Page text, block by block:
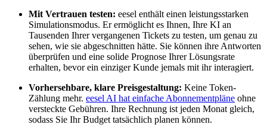
Mit Vertrauen testen: eesel enthält einen leistungsstarken
Simulationsmodus. Er ermöglicht es Ihnen, Ihre KI an
Tausenden Ihrer vergangenen Tickets zu testen, um genau zu
sehen, wie sie abgeschnitten hätte. Sie können ihre Antworten
überprüfen und eine solide Prognose Ihrer Lösungsrate
erhalten, bevor ein einziger Kunde jemals mit ihr interagiert.
Vorhersehbare, klare Preisgestaltung: Keine Token-
Zählung mehr. eesel AI hat einfache Abonnementpläne ohne
versteckte Gebühren. Ihre Rechnung ist jeden Monat gleich,
sodass Sie Ihr Budget tatsächlich planen können.